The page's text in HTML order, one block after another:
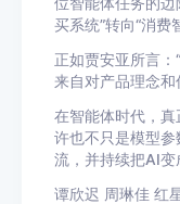
买系统”转向“消费
正如贾安亚所言
来自对产品理念
在智能体时代，
许也不只是模型
流，并持续把AI变
谭欣迟 周琳佳 红